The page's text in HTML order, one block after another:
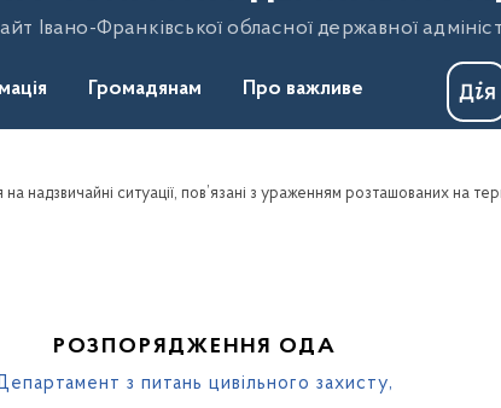
Івано-Франківської обласної державної
Громадянам Про важливе
РОЗПОРЯДЖЕННЯ ОДА
з питань цивільного захисту,